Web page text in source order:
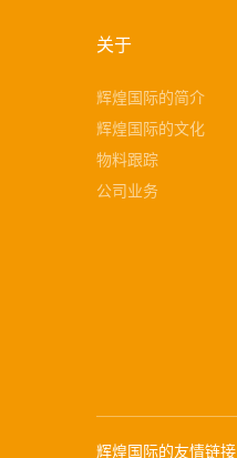
关于
辉煌国际的简介
辉煌国际的文化
物料跟踪
公司业务
辉煌国际的友情链接